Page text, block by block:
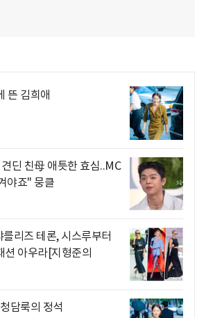
뜬 김희애
딘 친母 애틋한 효심..MC
야죠" 뭉클
리즈 테론, 시스루부터
션 아우라[지형준의
담룩의 정석